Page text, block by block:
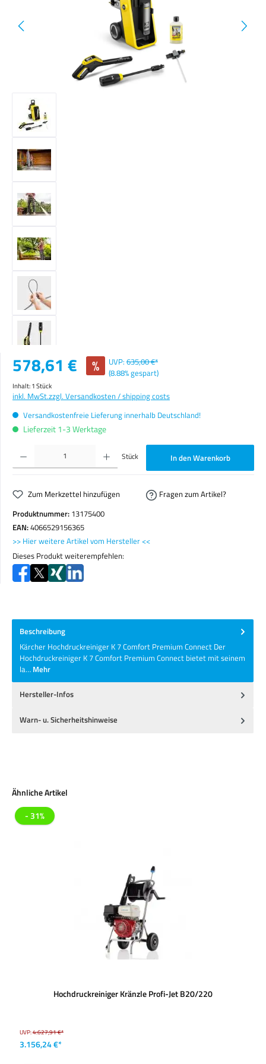
Verkaufspreis:
578,61 € % UVP: 635,00 €*
(8.88% gespart)
Inhalt:1 Stück
inkl. MwSt.zzgl. Versandkosten / shipping costs
Versandkostenfreie Lieferung innerhalb Deutschland!
Lieferzeit 1-3 Werktage
Produkt Anzahl: Gib den gewünschten Wert ein oder benutze die Schaltflächen um die Anzahl zu
Stück In den Warenkorb
Zum Merkzettel hinzufügen
Fragen zum Artikel?
Produktnummer: 13175400
EAN:4066529156365
>> Hier weitere Artikel vom Hersteller <<
Dieses Produkt weiterempfehlen:
Beschreibung
Kärcher Hochdruckreiniger K 7 Comfort Premium Connect Der
Hochdruckreiniger K 7 Comfort Premium Connect bietet mit seinem
la… Mehr
Hersteller-Infos
Warn- u. Sicherheitshinweise
Produktgalerie überspringen
Ähnliche Artikel
- 31%
Hochdruckreiniger Kränzle Profi-Jet B20/220
UVP:4.627,91 €*
3.156,24 €*